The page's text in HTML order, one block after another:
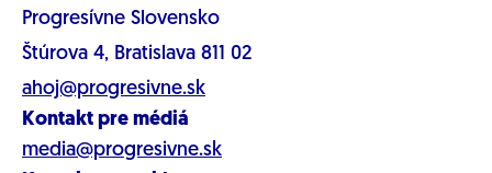
Progresívne Slovensko
Štúrova 4, Bratislava 811 02
ahoj@progresivne.sk
Kontakt pre médiá
media@progresivne.sk